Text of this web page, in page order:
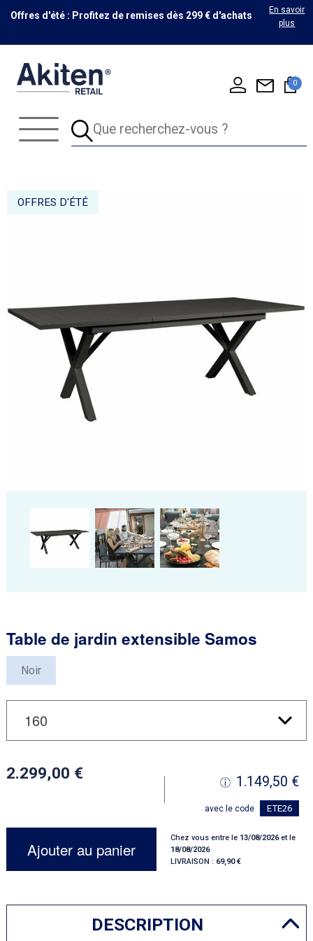
Offres d'été : Profitez de remises dès 299 € d'achats
En savoir
plus
0
OFFRES D'ÉTÉ
Table de jardin extensible Samos
Noir
2.299,00 1.149,50
avec le code ETE26
Ajouter au panier
Chez vous entre le 13/08/2026et le
18/08/2026
LIVRAISON : 69,90
DESCRIPTION